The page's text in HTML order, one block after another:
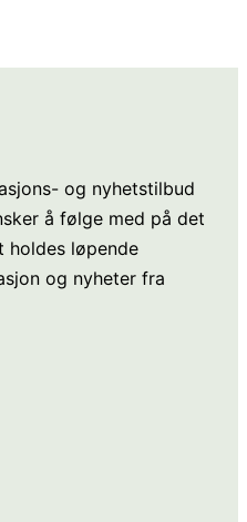
og nyhetstilbud
å følge med på det
holdes løpende
og nyheter fra